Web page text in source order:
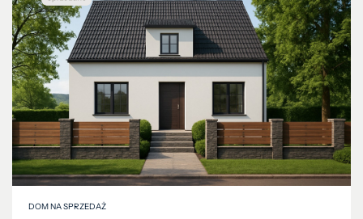
DOM NA SPRZEDAŻ